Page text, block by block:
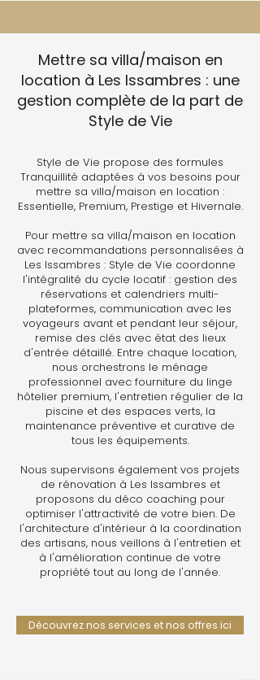
Mettre sa villa/maison en
location à Les Issambres : une
gestion complète de la part de
Style de Vie
Style de Vie propose des formules
Tranquillité adaptées à vos besoins pour
mettre sa villa/maison en location :
Essentielle, Premium, Prestige et Hivernale.
Pour mettre sa villa/maison en location
avec recommandations personnalisées à
Les Issambres : Style de Vie coordonne
l'intégralité du cycle locatif : gestion des
réservations et calendriers multi-
plateformes, communication avec les
voyageurs avant et pendant leur séjour,
remise des clés avec état des lieux
d'entrée détaillé. Entre chaque location,
nous orchestrons le ménage
professionnel avec fourniture du linge
hôtelier premium, l'entretien régulier de la
piscine et des espaces verts, la
maintenance préventive et curative de
tous les équipements.
Nous supervisons également vos projets
de rénovation à Les Issambres et
proposons du déco coaching pour
optimiser l'attractivité de votre bien. De
l'architecture d'intérieur à la coordination
des artisans, nous veillons à l'entretien et
à l'amélioration continue de votre
propriété tout au long de l'année.
Découvrez nos services et nos offres ici